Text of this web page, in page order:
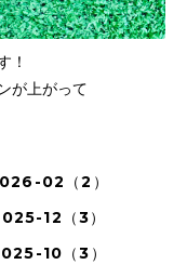
！
が上がって
02（2）
12（3）
10（3）